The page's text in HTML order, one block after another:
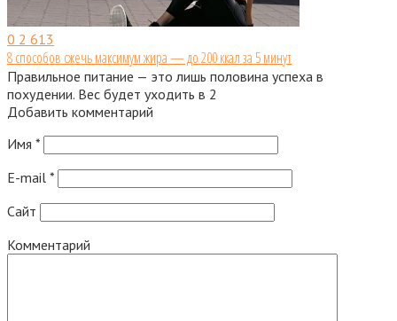
0 2 613
8 способов сжечь максимум жира — до 200 ккал за 5 минут
Правильное питание — это лишь половина успеха в
похудении. Вес будет уходить в 2
Добавить комментарий
Имя *
E-mail *
Сайт
Комментарий